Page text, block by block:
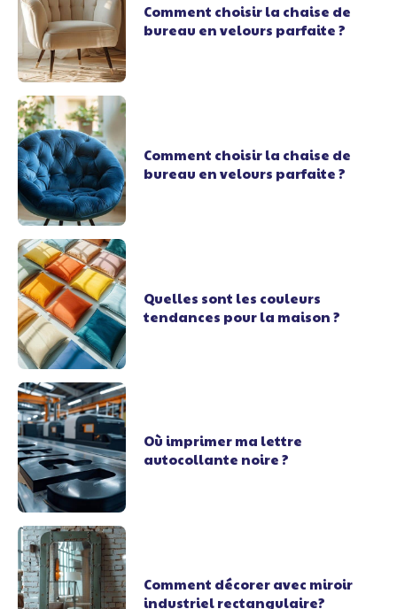
Comment choisir la chaise de
bureau en velours parfaite ?
Comment choisir la chaise de
bureau en velours parfaite ?
Quelles sont les couleurs
tendances pour la maison ?
Où imprimer ma lettre
autocollante noire ?
Comment décorer avec miroir
industriel rectangulaire?